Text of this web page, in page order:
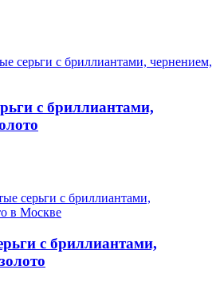
с бриллиантами,
с бриллиантами,